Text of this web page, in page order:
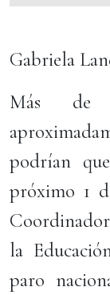
Gabriela
Más
podrían
próximo 1
la
paro